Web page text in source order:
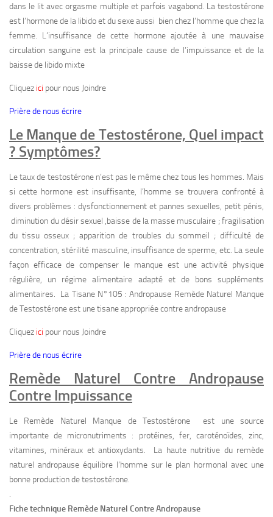
dans le lit avec orgasme multiple et parfois vagabond. La testostérone
est l’hormone de la libido et du sexe aussi bien chez l’homme que chez la
femme. L’insuffisance de cette hormone ajoutée à une mauvaise
circulation sanguine est la principale cause de l’impuissance et de la
baisse de libido mixte
Cliquez ici pour nous Joindre
Prière de nous écrire
Le Manque de Testostérone, Quel impact
? Symptômes?
Le taux de testostérone n’est pas le même chez tous les hommes. Mais
si cette hormone est insuffisante, l’homme se trouvera confronté à
divers problèmes : dysfonctionnement et pannes sexuelles, petit pénis,
diminution du désir sexuel ,baisse de la masse musculaire ; fragilisation
du tissu osseux ; apparition de troubles du sommeil ; difficulté de
concentration, stérilité masculine, insuffisance de sperme, etc. La seule
façon efficace de compenser le manque est une activité physique
régulière, un régime alimentaire adapté et de bons suppléments
alimentaires. La Tisane N°105 : Andropause Remède Naturel Manque
de Testostérone est une tisane appropriée contre andropause
Cliquez ici pour nous Joindre
Prière de nous écrire
Remède Naturel Contre Andropause
Contre Impuissance
Le Remède Naturel Manque de Testostérone est une source
importante de micronutriments : protéines, fer, caroténoïdes, zinc,
vitamines, minéraux et antioxydants. La haute nutritive du remède
naturel andropause équilibre l’homme sur le plan hormonal avec une
bonne production de testostérone.
.
Fiche technique Remède Naturel Contre Andropause